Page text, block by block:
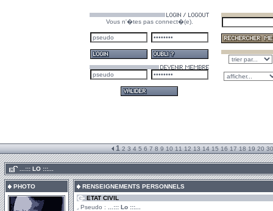
Vous n'�tes pas connect�(e).
1 2 3 4 5 6 7 8 9 10 11 12 13 14 15 16 17 18 19 20 30
...::: LO :::...
PHOTO
RENSEIGNEMENTS PERSONNELS
ETAT CIVIL
Pseudo :
...::: Lo :::...